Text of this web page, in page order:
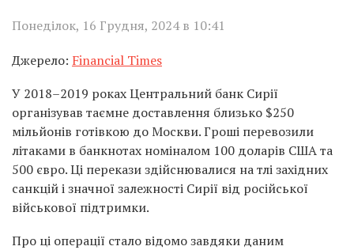
Понеділок, 16 Грудня, 2024 в 10:41
Джерело: Financial Times
У 2018–2019 роках Центральний банк Сирії
організував таємне доставлення близько $250
мільйонів готівкою до Москви. Гроші перевозили
літаками в банкнотах номіналом 100 доларів США та
500 євро. Ці перекази здійснювалися на тлі західних
санкцій і значної залежності Сирії від російської
військової підтримки.
Про ці операції стало відомо завдяки даним